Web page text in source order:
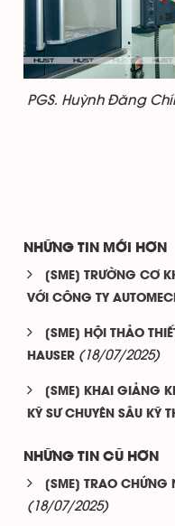
PGS. Huỳnh Đăng
NHỮNG TIN MỚI HƠN
[SME] TRƯỜNG CƠ
VỚI CÔNG TY
[SME] HỘI THẢO
HAUSER (18/07/2025)
[SME] KHAI GIẢNG
KỸ SƯ CHUYÊN SÂU KỸ
NHỮNG TIN CŨ HƠN
[SME] TRAO CHỨNG
(18/07/2025)